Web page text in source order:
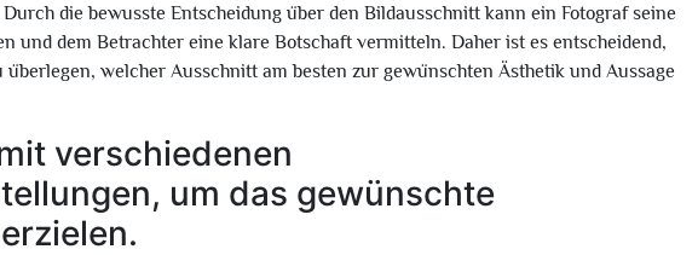
die bewusste Entscheidung über den Bildausschnitt kann ein Fotograf seine
und dem Betrachter eine klare Botschaft vermitteln. Daher ist es entscheidend,
welcher Ausschnitt am besten zur gewünschten Ästhetik und Aussage
verschiedenen
um das gewünschte